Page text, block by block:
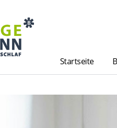
Startseite